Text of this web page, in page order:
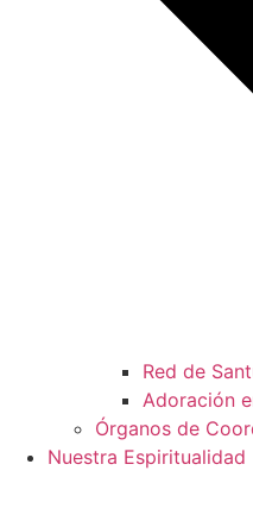
Red de
Adoración
Órganos de
Nuestra Espiritualidad